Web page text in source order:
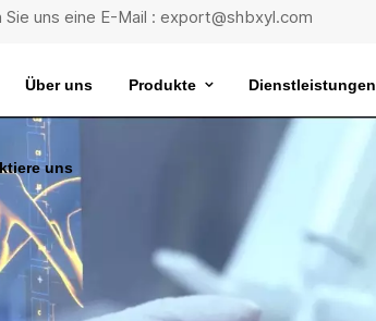
Sie uns eine E-Mail : export@shbxyl.com
Über uns Produkte Dienstleistungen
uns